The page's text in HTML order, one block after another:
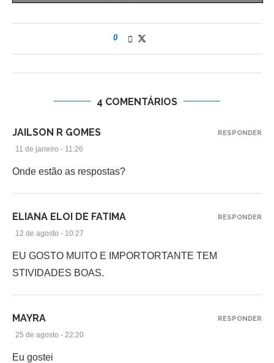
0
4 COMENTÁRIOS
JAILSON R GOMES
11 de janeiro - 11:26
Onde estão as respostas?
RESPONDER
ELIANA ELOI DE FATIMA
12 de agosto - 10:27
EU GOSTO MUITO E IMPORTORTANTE TEM
STIVIDADES BOAS.
RESPONDER
MAYRA
25 de agosto - 22:20
Eu gostei
RESPONDER